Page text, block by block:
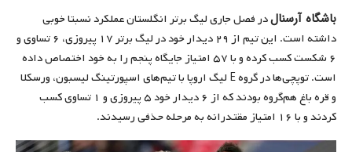
باشگاه آرسنالدر فصل جاری لیگ برتر انگلستان عملکرد نسبتا خوبی
داشته است. این تیم از ۲۹ دیدار خود در لیگ برتر ۱۷ پیروزی، ۶ تساوی و
۶ شکست کسب کرده و با ۵۷ امتیاز جایگاه پنجم را به خود اختصاص داده
است. توپچی‌ها در گروه E لیگ اروپا با تیم‌های اسپورتینگ لیسبون، ورسکلا
و قره باغ هم‌گروه بودند که از ۶ دیدار خود ۵ پیروزی و ۱ تساوی کسب
کردند و با ۱۶ امتیاز مقتدرانه به مرحله حذفی رسیدند.